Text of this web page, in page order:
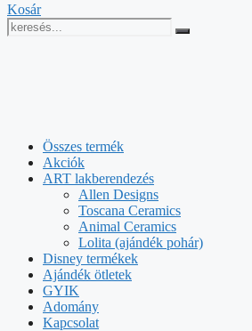
Kosár
Összes termék
Akciók
ART lakberendezés
Allen Designs
Toscana Ceramics
Animal Ceramics
Lolita (ajándék pohár)
Disney termékek
Ajándék ötletek
GYIK
Adomány
Kapcsolat